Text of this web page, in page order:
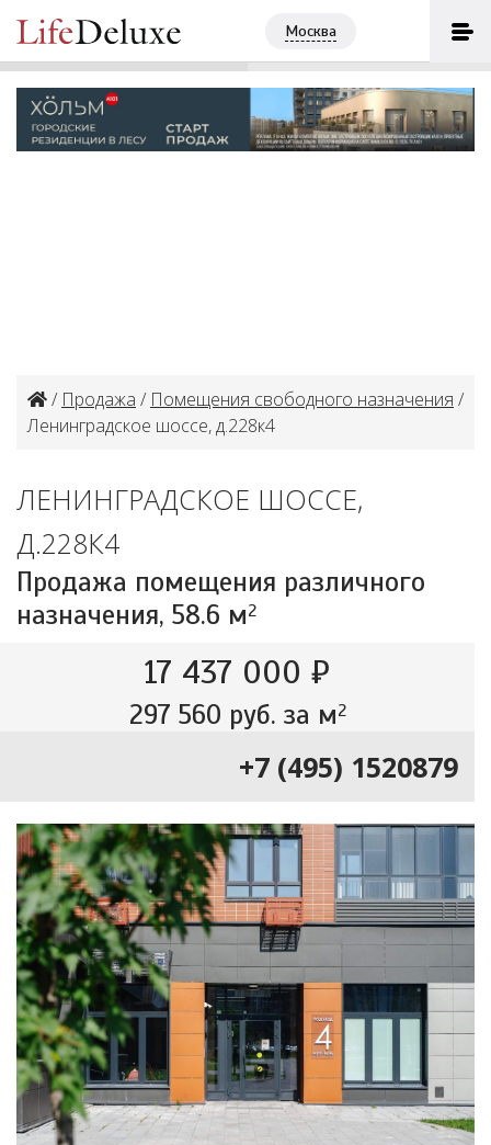
Москва
/ Продажа / Помещения свободного назначения /
Ленинградское шоссе, д.228к4
ЛЕНИНГРАДСКОЕ ШОССЕ,
Д.228К4
Продажа помещения различного
назначения, 58.6 м2
17 437 000 ₽
297 560 руб. за м2
+7 (495) 1520879
Ленинградское шоссе, д.228к4
+7 (495) 1520879 ПОЗВОНИТЬ